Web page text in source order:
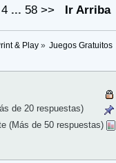
4 ... 58 >> Ir Arriba
& Play» Juegos Gratuitos
de 20 respuestas)
(Más de 50 respuestas)